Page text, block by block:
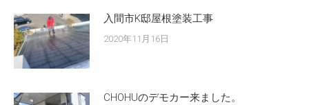
入間市K邸屋根塗装工事
2020年11月16日
CHOHUのデモカー来ました。